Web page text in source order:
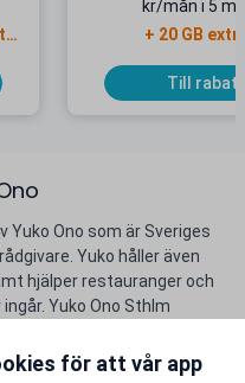
Yuko Ono som är Sveriges
Yuko håller även
hjälper restauranger och
Yuko Ono Sthlm
kr/mån i 5
+ 20 GB
Till
för att vår app